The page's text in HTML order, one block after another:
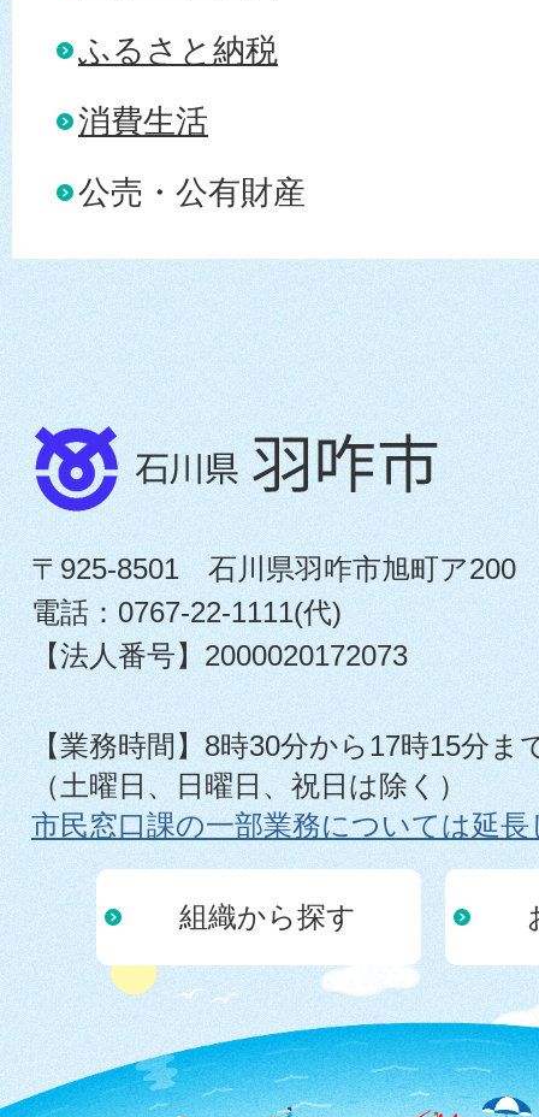
ふるさと納税
消費生活
公売・公有財産
〒925-8501 石川県羽咋市旭町ア200
電話：0767-22-1111(代)
【法人番号】2000020172073
【業務時間】8時30分から17時15分ま
（土曜日、日曜日、祝日は除く）
市民窓口課の一部業務については延
組織から探す